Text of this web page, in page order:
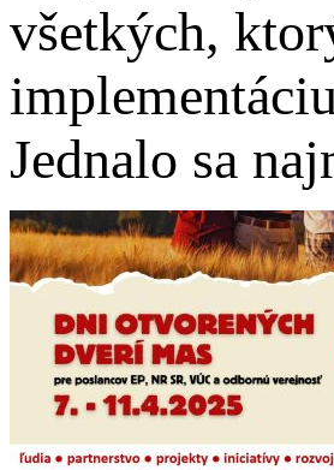
všetkých,
Jednalo sa